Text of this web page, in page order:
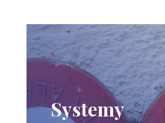
Systemy